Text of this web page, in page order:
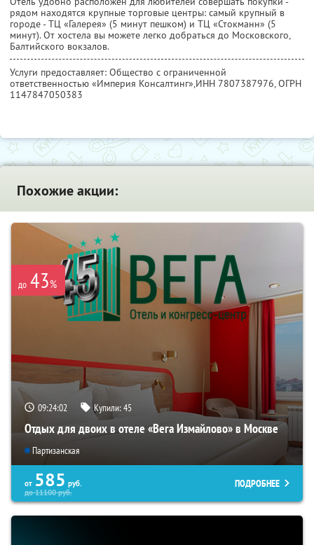
рядом находятся крупные торговые центры: самый крупный в
городе - ТЦ «Галерея» (5 минут пешком) и ТЦ «Стокманн» (5
минут). От хостела вы можете легко добраться до Московского,
Балтийского вокзалов.
Услуги предоставляет: Общество с ограниченной
ответственностью «Империя Консалтинг»,ИНН 7807387976, ОГРН
1147847050383
Похожие акции:
до 43%
09:24:02 Купили:45
Отдых для двоих в отеле «Вега Измайлово» в Москве
Партизанская
от 585 руб.
до11100руб.
ПОДРОБНЕЕ